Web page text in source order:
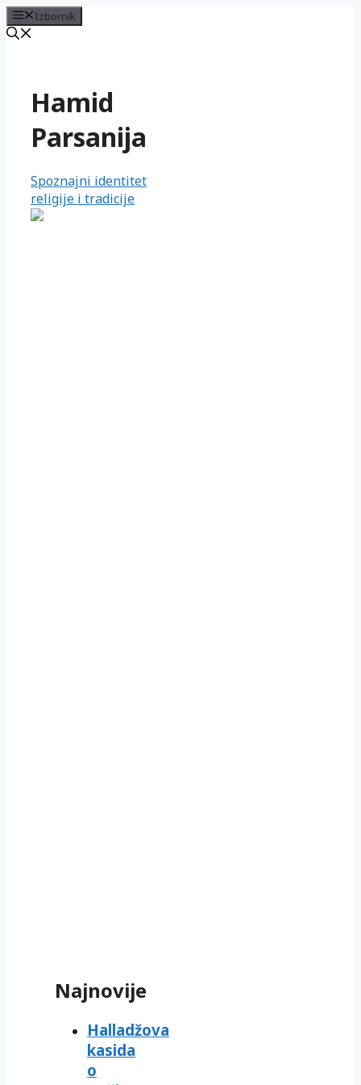
Izbornik
Hamid
Parsanija
Spoznajni identitet
religije i tradicije
Najnovije
Halladžova
kasida
o